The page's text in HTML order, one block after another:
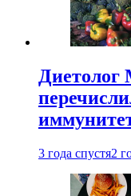
Диетолог
3 года спустя2